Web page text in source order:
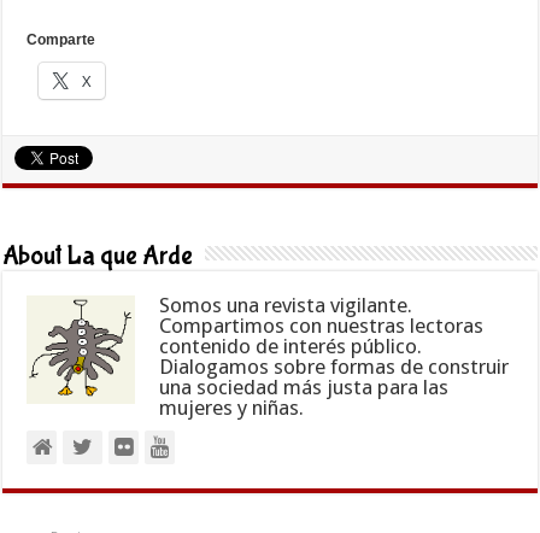
Comparte
X
About La que Arde
Somos una revista vigilante.
Compartimos con nuestras lectoras
contenido de interés público.
Dialogamos sobre formas de construir
una sociedad más justa para las
mujeres y niñas.